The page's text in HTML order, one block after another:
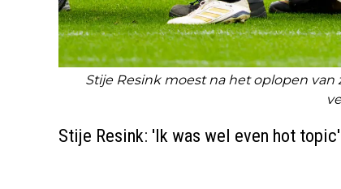
Stije Resink moest na het oplopen
Stije Resink: 'Ik was wel even hot topic'